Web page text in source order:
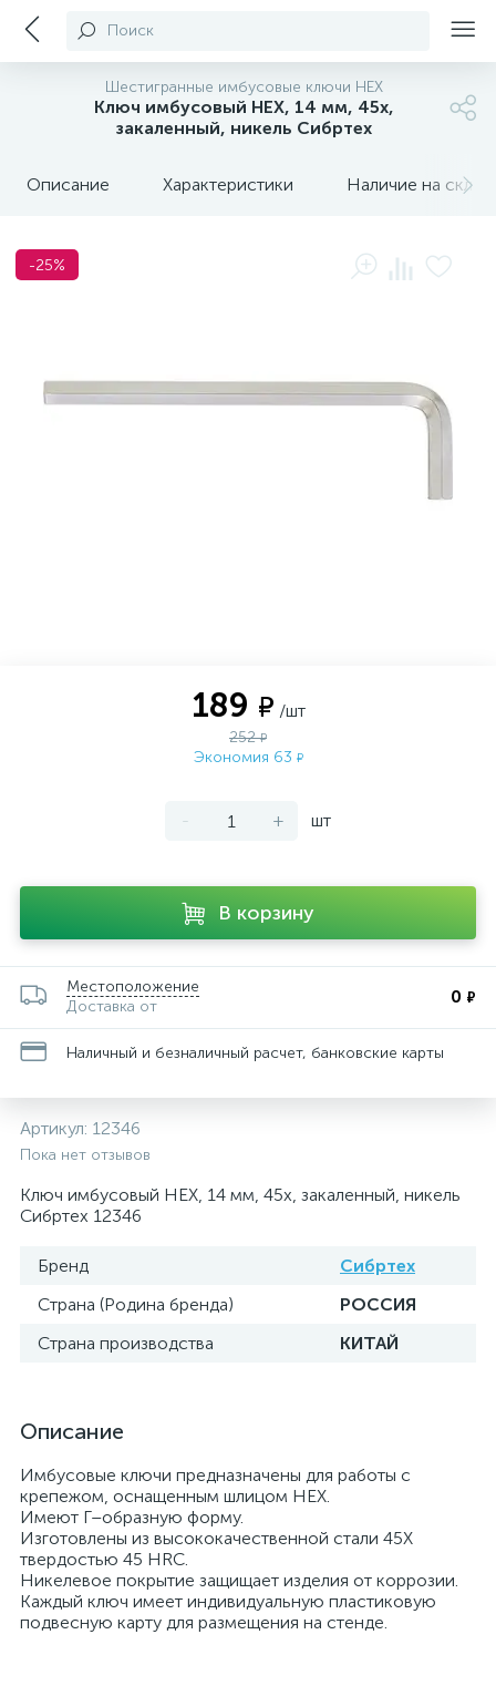
Поиск
Шестигранные имбусовые ключи HEX
Ключ имбусовый HEX, 14 мм, 45x,
закаленный, никель Сибртех
Описание Характеристики Наличие на
-25%
189 ₽ /шт
252₽
Экономия 63 ₽
- + шт
В корзину
Местоположение
Доставка от
0 ₽
Наличный и безналичный расчет, банковские карты
Артикул: 12346
Пока нет отзывов
Ключ имбусовый HEX, 14 мм, 45x, закаленный, никель
Сибртех 12346
Бренд
Сибртех
Страна (Родина бренда)
РОССИЯ
Страна производства
КИТАЙ
Описание
Имбусовые ключи предназначены для работы с
крепежом, оснащенным шлицом HEX.
Имеют Г–образную форму.
Изготовлены из высококачественной стали 45Х
твердостью 45 HRС.
Никелевое покрытие защищает изделия от коррозии.
Каждый ключ имеет индивидуальную пластиковую
подвесную карту для размещения на стенде.